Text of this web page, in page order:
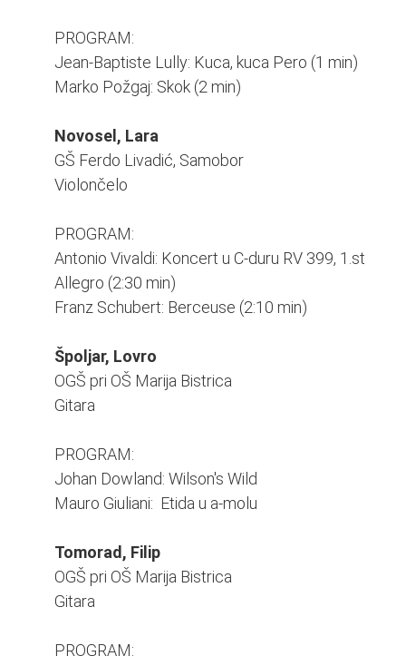
PROGRAM:
Jean-Baptiste Lully: Kuca, kuca Pero (1 min)
Marko Požgaj: Skok (2 min)
Novosel, Lara
GŠ Ferdo Livadić, Samobor
Violončelo
PROGRAM:
Antonio Vivaldi: Koncert u C-duru RV 399, 1.st
Allegro (2:30 min)
Franz Schubert: Berceuse (2:10 min)
Špoljar, Lovro
OGŠ pri OŠ Marija Bistrica
Gitara
PROGRAM:
Johan Dowland: Wilson's Wild
Mauro Giuliani: Etida u a-molu
Tomorad, Filip
OGŠ pri OŠ Marija Bistrica
Gitara
PROGRAM: